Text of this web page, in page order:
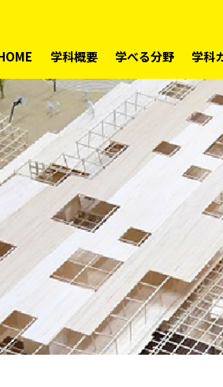
学科概要 学べる分野 学科